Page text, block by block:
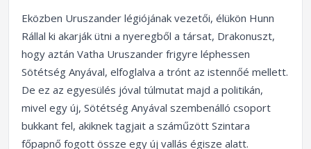
Eközben Uruszander légiójának vezetői, élükön Hunn
Rállal ki akarják ütni a nyeregből a társat, Drakonuszt,
hogy aztán Vatha Uruszander frigyre léphessen
Sötétség Anyával, elfoglalva a trónt az istennőé mellett.
De ez az egyesülés jóval túlmutat majd a politikán,
mivel egy új, Sötétség Anyával szembenálló csoport
bukkant fel, akiknek tagjait a száműzött Szintara
főpapnő fogott össze egy új vallás égisze alatt.